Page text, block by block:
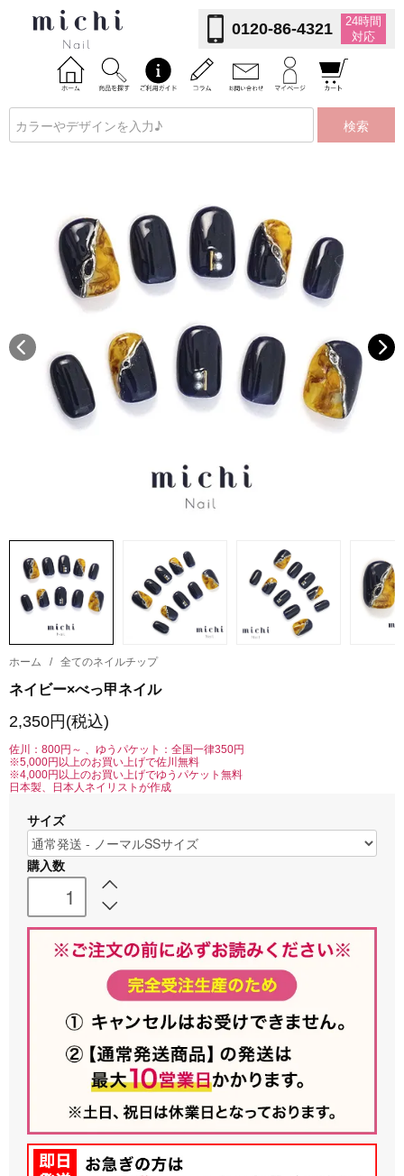
0120-86-4321
24時間
対応
検索
ホーム / 全てのネイルチップ
ネイビー×べっ甲ネイル
2,350円(税込)
佐川：800円～ 、ゆうパケット：全国一律350円
※5,000円以上のお買い上げで佐川無料
※4,000円以上のお買い上げでゆうパケット無料
日本製、日本人ネイリストが作成
サイズ
購入数